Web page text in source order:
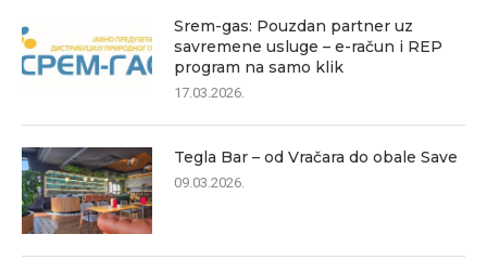
Srem-gas: Pouzdan partner uz
savremene usluge – e-račun i REP
program na samo klik
17.03.2026.
Tegla Bar – od Vračara do obale Save
09.03.2026.